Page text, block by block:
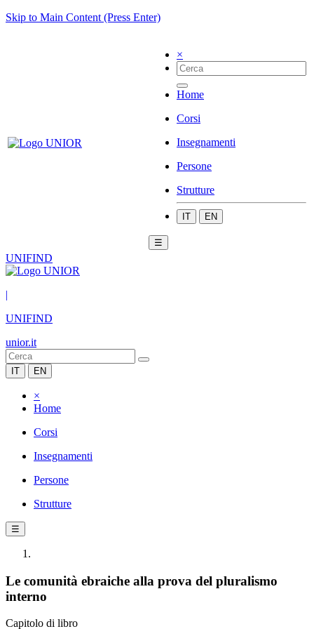
Skip to Main Content (Press Enter)
×
Home
Corsi
Insegnamenti
Persone
Strutture
IT EN
☰
UNIFIND
|
UNIFIND
unior.it
IT EN
×
Home
Corsi
Insegnamenti
Persone
Strutture
☰
Le comunità ebraiche alla prova del pluralismo
interno
Capitolo di libro